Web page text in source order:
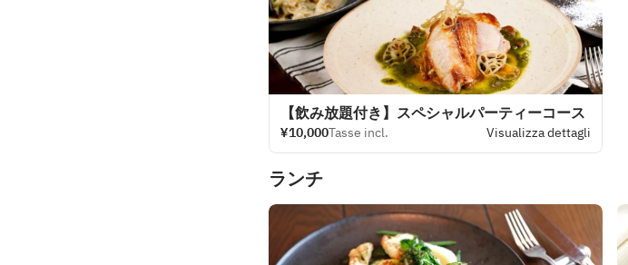
【飲み放題付き】スペシャルパーティーコース
¥10,000Tasse incl. Visualizza dettagli
ランチ